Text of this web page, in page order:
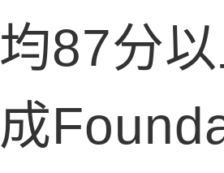
均87分
成